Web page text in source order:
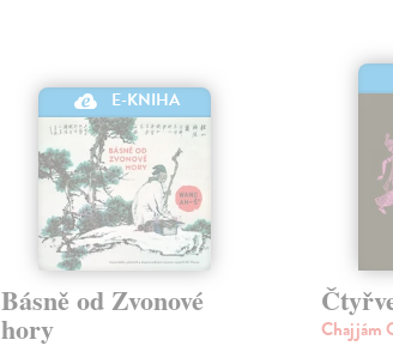
E-KNIHA
Básně od Zvonové
hory Chajjám